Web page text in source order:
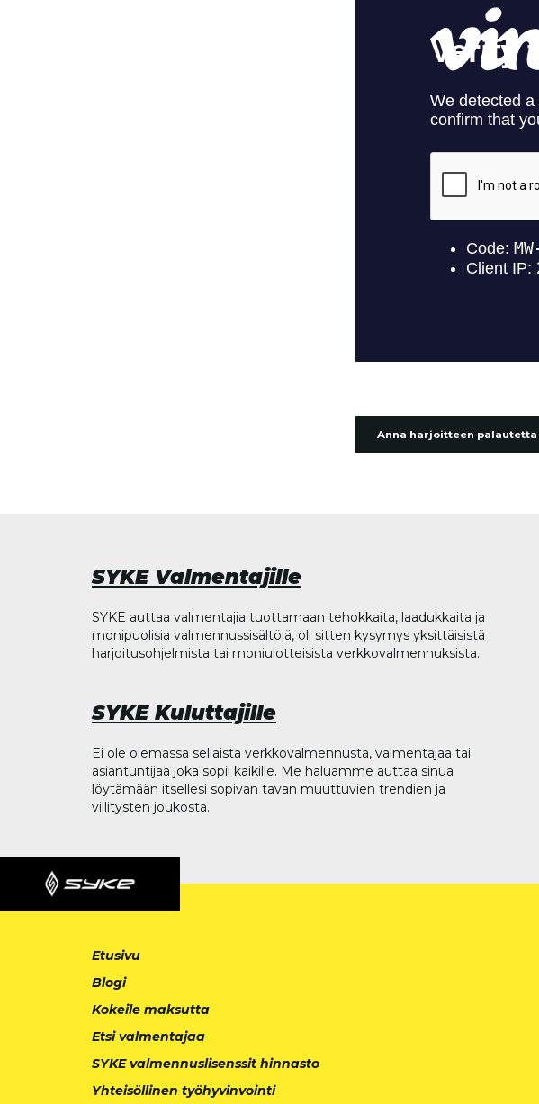
Anna harjoitteen palautetta
SYKE Valmentajille
SYKE auttaa valmentajia tuottamaan tehokkaita, laadukkaita ja
monipuolisia valmennussisältöjä, oli sitten kysymys yksittäisistä
harjoitusohjelmista tai moniulotteisista verkkovalmennuksista.
SYKE Kuluttajille
Ei ole olemassa sellaista verkkovalmennusta, valmentajaa tai
asiantuntijaa joka sopii kaikille. Me haluamme auttaa sinua
löytämään itsellesi sopivan tavan muuttuvien trendien ja
villitysten joukosta.
Etusivu
Blogi
Kokeile maksutta
Etsi valmentajaa
SYKE valmennuslisenssit hinnasto
Yhteisöllinen työhyvinvointi